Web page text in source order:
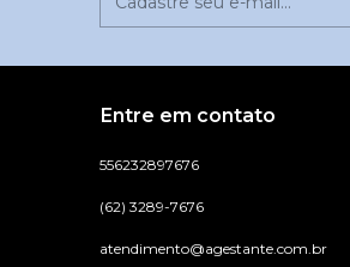
Entre em contato
556232897676
(62) 3289-7676
atendimento@agestante.com.br